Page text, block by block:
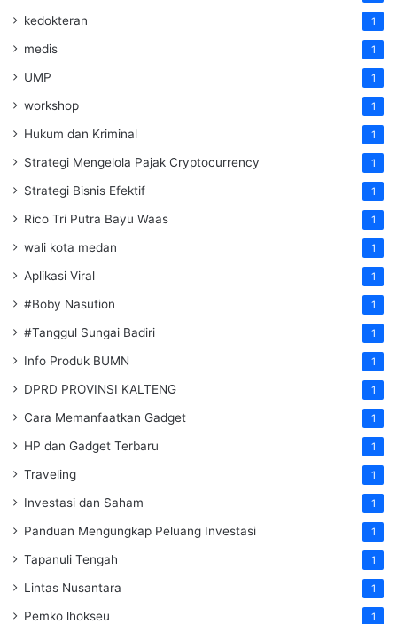
kedokteran 1
medis 1
UMP 1
workshop 1
Hukum dan Kriminal 1
Strategi Mengelola Pajak Cryptocurrency 1
Strategi Bisnis Efektif 1
Rico Tri Putra Bayu Waas 1
wali kota medan 1
Aplikasi Viral 1
#Boby Nasution 1
#Tanggul Sungai Badiri 1
Info Produk BUMN 1
DPRD PROVINSI KALTENG 1
Cara Memanfaatkan Gadget 1
HP dan Gadget Terbaru 1
Traveling 1
Investasi dan Saham 1
Panduan Mengungkap Peluang Investasi 1
Tapanuli Tengah 1
Lintas Nusantara 1
Pemko lhokseu 1